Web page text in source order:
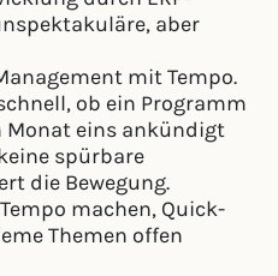
aber
mit Tempo.
ob ein Programm
Monat eins ankündigt
spürbare
die Bewegung.
machen, Quick-
Themen offen